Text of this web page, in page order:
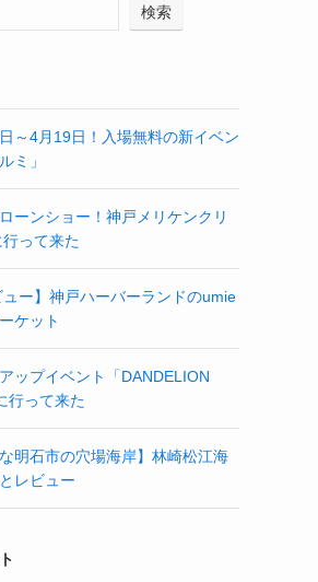
検索
～4月19日！入場無料の新イベン
ミ」
ーンショー！神戸メリケンクリ
って来た
ュー】神戸ハーバーランドのumie
ケット
ップイベント「DANDELION
行って来た
な明石市の穴場海岸】林崎松江海
レビュー